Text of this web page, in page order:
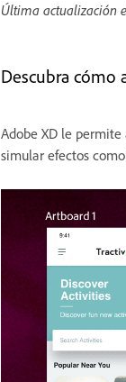
Última actualización
Descubra cómo
Adobe XD le
simular efectos